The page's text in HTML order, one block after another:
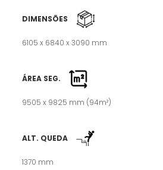
DIMENSÕES
6105 x 6840 x 3090 mm
ÁREA SEG.
9505 x 9825 mm (94m²)
ALT. QUEDA
1370 mm